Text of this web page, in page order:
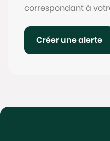
correspondant à
Créer une alerte